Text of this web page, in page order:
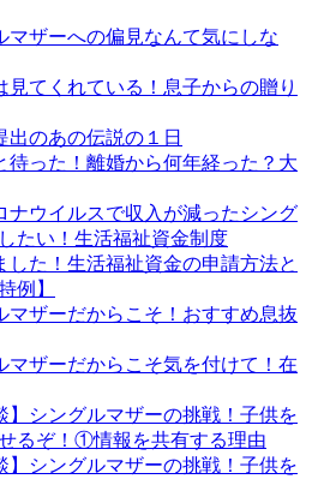
マザーへの偏見なんて気にしな
見てくれている！息子からの贈り
出のあの伝説の１日
待った！離婚から何年経った？大
ナウイルスで収入が減ったシング
たい！生活福祉資金制度
した！生活福祉資金の申請方法と
例】
マザーだからこそ！おすすめ息抜
マザーだからこそ気を付けて！在
】シングルマザーの挑戦！子供を
るぞ！①情報を共有する理由
】シングルマザーの挑戦！子供を